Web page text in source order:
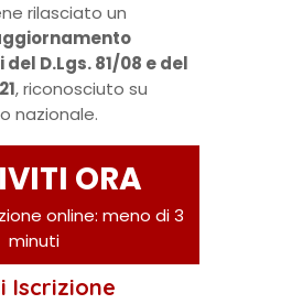
rilasciato un
D.Lgs. 81/08 e del
, riconosciuto su
nazionale.
ORA
online: meno di 3
minuti
Iscrizione